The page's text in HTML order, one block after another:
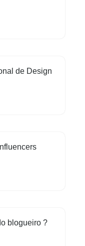
de Design
blogueiro ?